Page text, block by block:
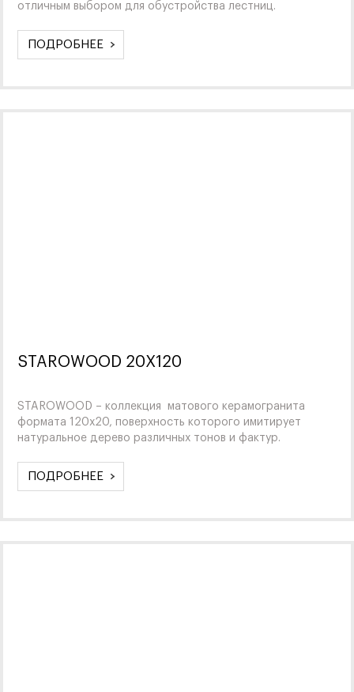
отличным выбором для обустройства лестниц.
ПОДРОБНЕЕ
STAROWOOD 20X120
STAROWOOD – коллекция матового керамогранита
формата 120х20, поверхность которого имитирует
натуральное дерево различных тонов и фактур.
ПОДРОБНЕЕ